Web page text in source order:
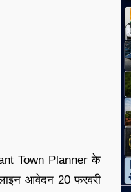
Town Planner के
आवेदन 20 फरवरी